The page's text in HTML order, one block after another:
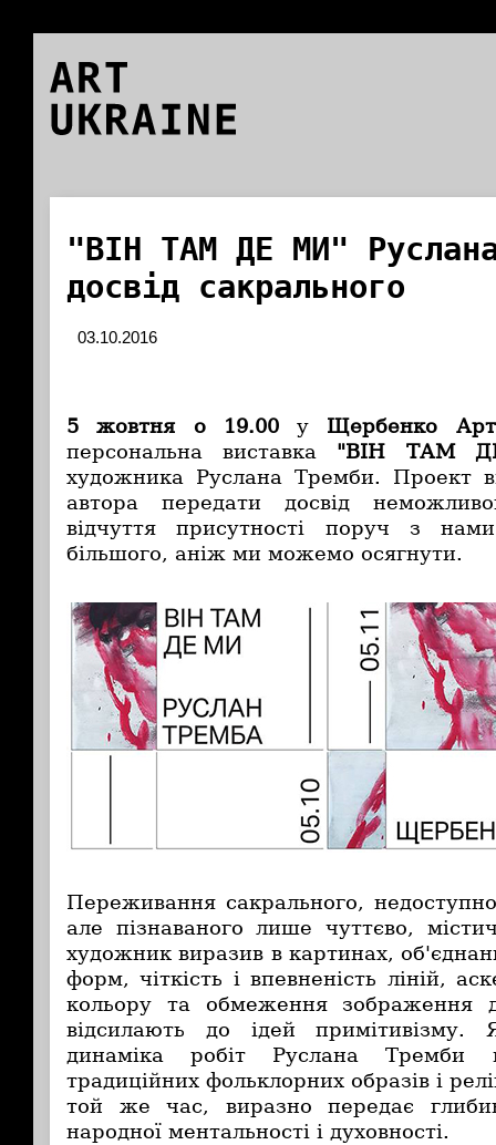
ART
UKRAINE
"ВІН ТАМ ДЕ МИ"
досвід сакрального
03.10.2016
5 жовтня о 19.00у Щербенко
персональна виставка "ВІН ТАМ
художника Руслана Тремби. Проект
автора передати досвід
відчуття присутності поруч з
більшого, аніж ми можемо осягнути.
Переживання сакрального,
але пізнаваного лише чуттєво,
художник виразив в картинах,
форм, чіткість і впевненість ліній,
кольору та обмеження зображення
відсилають до ідей примітивізму.
динаміка робіт Руслана Тремби
традиційних фольклорних образів і
той же час, виразно передає
народної ментальності і духовності.